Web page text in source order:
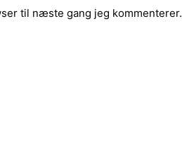
til næste gang jeg kommenterer.